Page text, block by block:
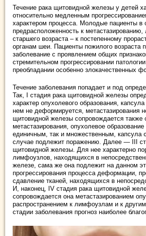
Течение рака щитовидной железы у детей
относительно медленным
характером процесса. Молодые пациенты в
предрасположенность к метастазированию,
старшего возраста – к постепенному
органам шеи. Пациенты пожилого возраста
заболевание с проявлением общих
стремительном прогрессировании
преобладании особенно злокачественных
Течение заболевания попадает и под
Так, I стадия рака щитовидной железы
характер опухолевого образования,
нем не деформируется, метастазирования
щитовидной железы сопровождается также
метастазирования, опухолевое
единичным, так и множественным, капсула
случае подлежит поражению. Далее — III
щитовидной железы. Для нее характерно
лимфоузлов, находящихся в
железе, сама же она подлежит на данном
прогрессирования процесса деформации,
сдавление тканей, находящихся в
И, наконец, IV стадия рака щитовидной
сопровождается она метастазированием
распространением к лимфоузлам и к
стадии заболевания прогноз наиболее